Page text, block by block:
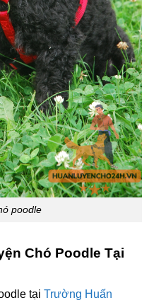
poodle
Chó Poodle Tại
tại Trường Huấn